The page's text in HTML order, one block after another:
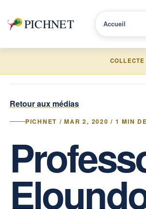
PICHNET Accueil
Retour aux médias
PICHNET / MAR 2, 2020 / 1 MIN